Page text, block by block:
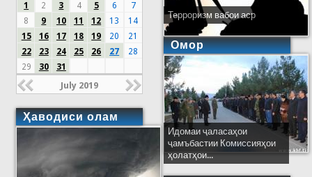
1
2 3 4 5 6
7
8
9 10 11 12 13
14
15
16 17 18 19 20
21
22
23 24 25 26 27
28
29
30 31
July 2019
Ҳаводиси олам
Терроризм вабои аср
Омор
Идомаи ҷаласаҳои
ҷамъбастии Комиссияҳои
ҳолатҳои...